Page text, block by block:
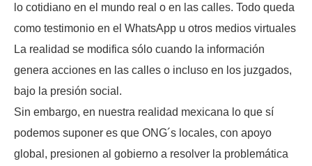
lo cotidiano en el mundo real o en las calles. Todo queda
como testimonio en el WhatsApp u otros medios virtuales
La realidad se modifica sólo cuando la información
genera acciones en las calles o incluso en los juzgados,
bajo la presión social.
Sin embargo, en nuestra realidad mexicana lo que sí
podemos suponer es que ONG´s locales, con apoyo
global, presionen al gobierno a resolver la problemática